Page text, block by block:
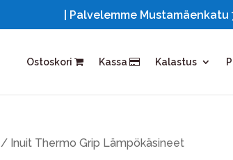
| Palvelemme Mustamäenkatu
Ostoskori Kassa Kalastus
/ Inuit Thermo Grip Lämpökäsineet